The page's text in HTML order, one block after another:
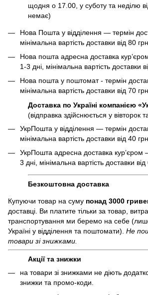
щодня о 17.00, у суботу та неділю
немає)
Нова Пошта у відділення — термін
мінімальна вартість доставки від 80 грн
Нова пошта адресна доставка
1-3 дні, мінімальна вартість доставки
Нова пошта у поштомат - термін
мінімальна вартість доставки від 70 грн
Доставка по Україні компанією
(відправка здійснюється у вівторок
УкрПошта у відділення — термін
мінімальна вартість доставки від 40 грн
УкрПошта адресна доставка курʼєром
3 дні, мінімальна вартість доставки від
Безкоштовна доставка
Купуючи товар на суму понад 3000
доставці. Ви платите тільки за товар,
транспортування ми беремо на себе
Україні у відділення та поштомати). Не
товари зі знижками.
Акції та знижки
на товари зі знижками не діють
знижки та промо-коди.